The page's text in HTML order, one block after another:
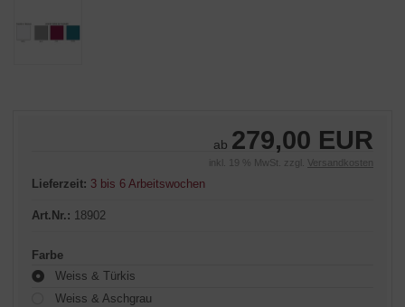
ab 279,00 EUR
inkl. 19 % MwSt. zzgl. Versandkosten
Lieferzeit: 3 bis 6 Arbeitswochen
Art.Nr.: 18902
Farbe
Weiss & Türkis
Weiss & Aschgrau